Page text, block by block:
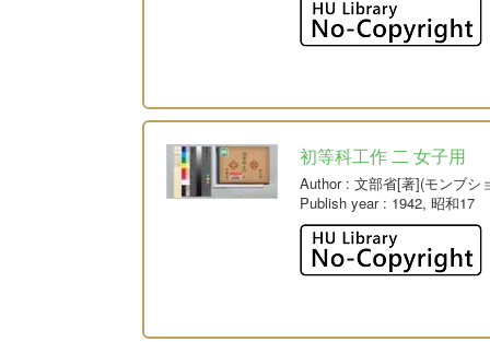
初等科工作 二 女子用
Author: 文部省[著](モンブシ
Publish year: 1942, 昭和17